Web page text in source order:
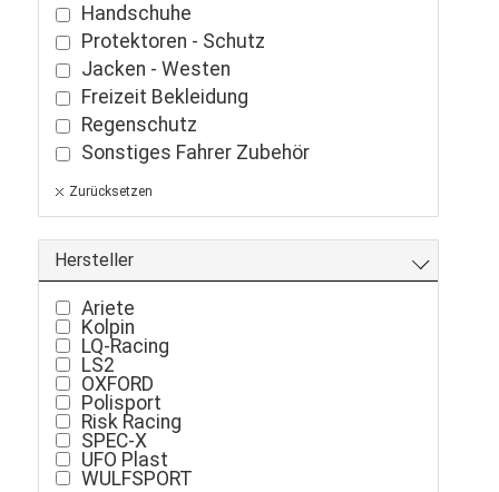
Handschuhe
Protektoren - Schutz
Jacken - Westen
Freizeit Bekleidung
Regenschutz
Sonstiges Fahrer Zubehör
Zurücksetzen
Hersteller
Ariete
Kolpin
LQ-Racing
LS2
OXFORD
Polisport
Risk Racing
SPEC-X
UFO Plast
WULFSPORT